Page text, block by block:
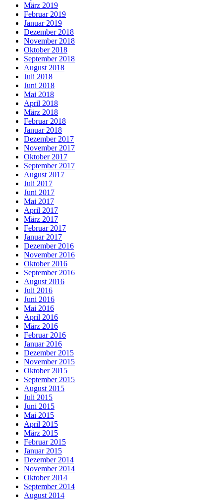
März 2019
Februar 2019
Januar 2019
Dezember 2018
November 2018
Oktober 2018
September 2018
August 2018
Juli 2018
Juni 2018
Mai 2018
April 2018
März 2018
Februar 2018
Januar 2018
Dezember 2017
November 2017
Oktober 2017
September 2017
August 2017
Juli 2017
Juni 2017
Mai 2017
April 2017
März 2017
Februar 2017
Januar 2017
Dezember 2016
November 2016
Oktober 2016
September 2016
August 2016
Juli 2016
Juni 2016
Mai 2016
April 2016
März 2016
Februar 2016
Januar 2016
Dezember 2015
November 2015
Oktober 2015
September 2015
August 2015
Juli 2015
Juni 2015
Mai 2015
April 2015
März 2015
Februar 2015
Januar 2015
Dezember 2014
November 2014
Oktober 2014
September 2014
August 2014